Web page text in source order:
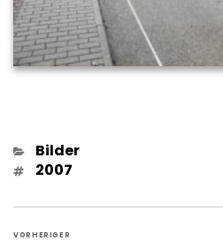
Kategorien
Bilder
Schlagwörter
2007
VORHERIGER